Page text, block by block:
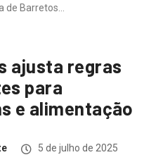
de Barretos…
ajusta regras
para
e alimentação
5 de julho de 2025